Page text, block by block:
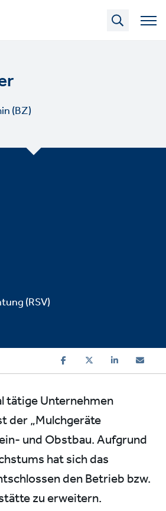
(BZ)
(RSV)
tätige Unternehmen
der „Mulchgeräte
und Obstbau. Aufgrund
hat sich das
den Betrieb bzw.
zu erweitern.